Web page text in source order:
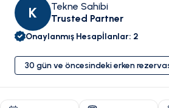
K
Tekne Sahibi
Trusted Partner
Onaylanmış Hesapİlanlar: 2
30 gün ve öncesindeki erken